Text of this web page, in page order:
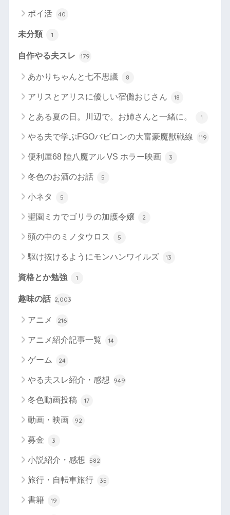
ポイ活 40
未分類 1
自作やる夫スレ 179
あかりちゃんと七不思議 8
アリスとアリスに優しい宿儺おじさん 18
とある夏の日。川辺で。お姉さんと一緒に。 1
やる夫で学ぶFGOバビロンの大富豪魔獣戦線 119
便利屋68 陸八魔アル VS ホラー映画 3
冬色のお酒のお話 5
小ネタ 5
聖園ミカでゴリラの加護令嬢 2
頭の中のミノタウロス 5
駆け抜けるようにモンハンワイルズ 13
資格とか勉強 1
趣味の話 2,003
アニメ 216
アニメ紹介記事一覧 14
ゲーム 24
やる夫スレ紹介・感想 949
冬色動画投稿 17
動画・映画 92
募金 3
小説紹介・感想 582
旅行・自転車旅行 35
書籍 19